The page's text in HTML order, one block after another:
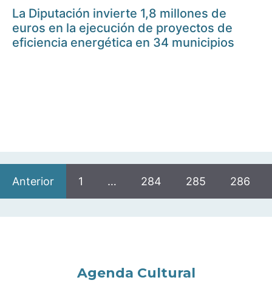
La Diputación invierte 1,8 millones de
euros en la ejecución de proyectos de
eficiencia energética en 34 municipios
Anterior 1 … 284 285 286
Agenda Cultural